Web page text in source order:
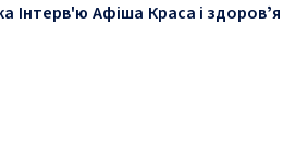
Інтерв'ю Афіша Краса і здоровʼя